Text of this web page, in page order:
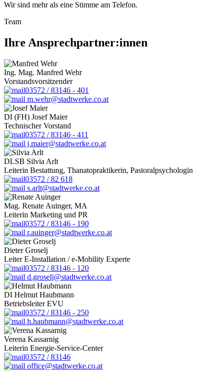
Wir sind mehr als eine Stimme am Telefon.
Team
Ihre Ansprechpartner:innen
Ing. Mag. Manfred Wehr
Vorstandsvorsitzender
03572 / 83146 - 401
m.wehr@stadtwerke.co.at
DI (FH) Josef Maier
Technischer Vorstand
03572 / 83146 - 411
j.maier@stadtwerke.co.at
DLSB Silvia Arlt
Leiterin Bestattung, Thanatopraktikerin, Pastoralpsychologin
03572 / 82 618
s.arlt@stadtwerke.co.at
Mag. Renate Auinger, MA
Leiterin Marketing und PR
03572 / 83146 - 190
r.auinger@stadtwerke.co.at
Dieter Groselj
Leiter E-Installation / e-Mobility Experte
03572 / 83146 - 120
d.groselj@stadtwerke.co.at
DI Helmut Haubmann
Betriebsleiter EVU
03572 / 83146 - 250
h.haubmann@stadtwerke.co.at
Verena Kassarnig
Leiterin Energie-Service-Center
03572 / 83146
office@stadtwerke.co.at